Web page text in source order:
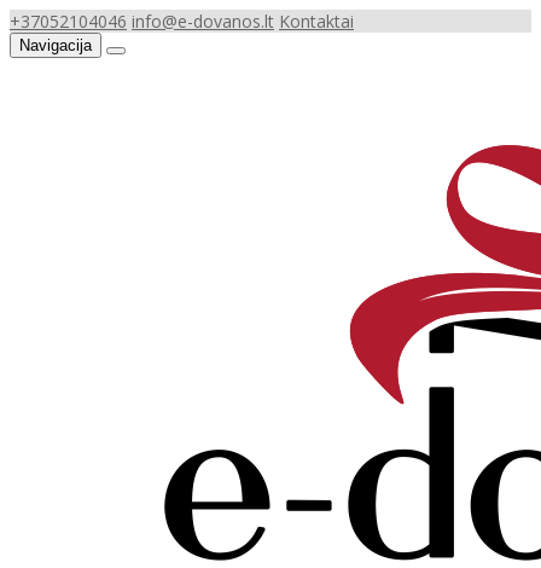
+37052104046 info@e-dovanos.lt Kontaktai
Navigacija